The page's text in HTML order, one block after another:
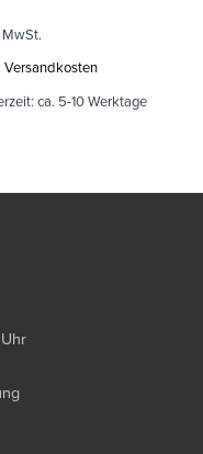
Versandkosten
ca. 5-10 Werktage